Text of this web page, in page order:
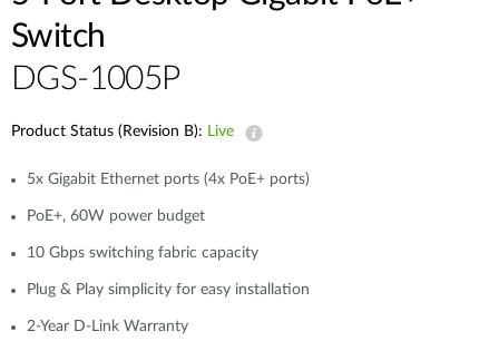
mydlink
Σημεία Πώλησης
Blog
Υποστήριξη
Warranty
Contact
Switch
DGS-1005P
Product Status (Revision B): Live
5x Gigabit Ethernet ports (4x PoE+ ports)
PoE+, 60W power budget
10 Gbps switching fabric capacity
Plug & Play simplicity for easy installation
2-Year D-Link Warranty